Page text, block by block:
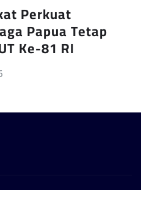
Perkuat
Papua Tetap
Ke-81 RI